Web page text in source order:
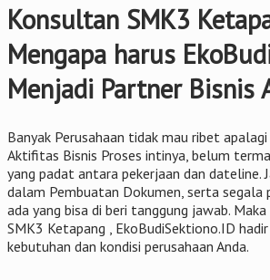
Konsultan SMK3
Mengapa harus
Menjadi Partner Bisnis
Banyak Perusahaan tidak mau ribet
Aktifitas Bisnis Proses intinya, belum
yang padat antara pekerjaan dan dateline.
dalam Pembuatan Dokumen, serta segala
ada yang bisa di beri tanggung jawab.
SMK3 Ketapang , EkoBudiSektiono.ID
kebutuhan dan kondisi perusahaan Anda.